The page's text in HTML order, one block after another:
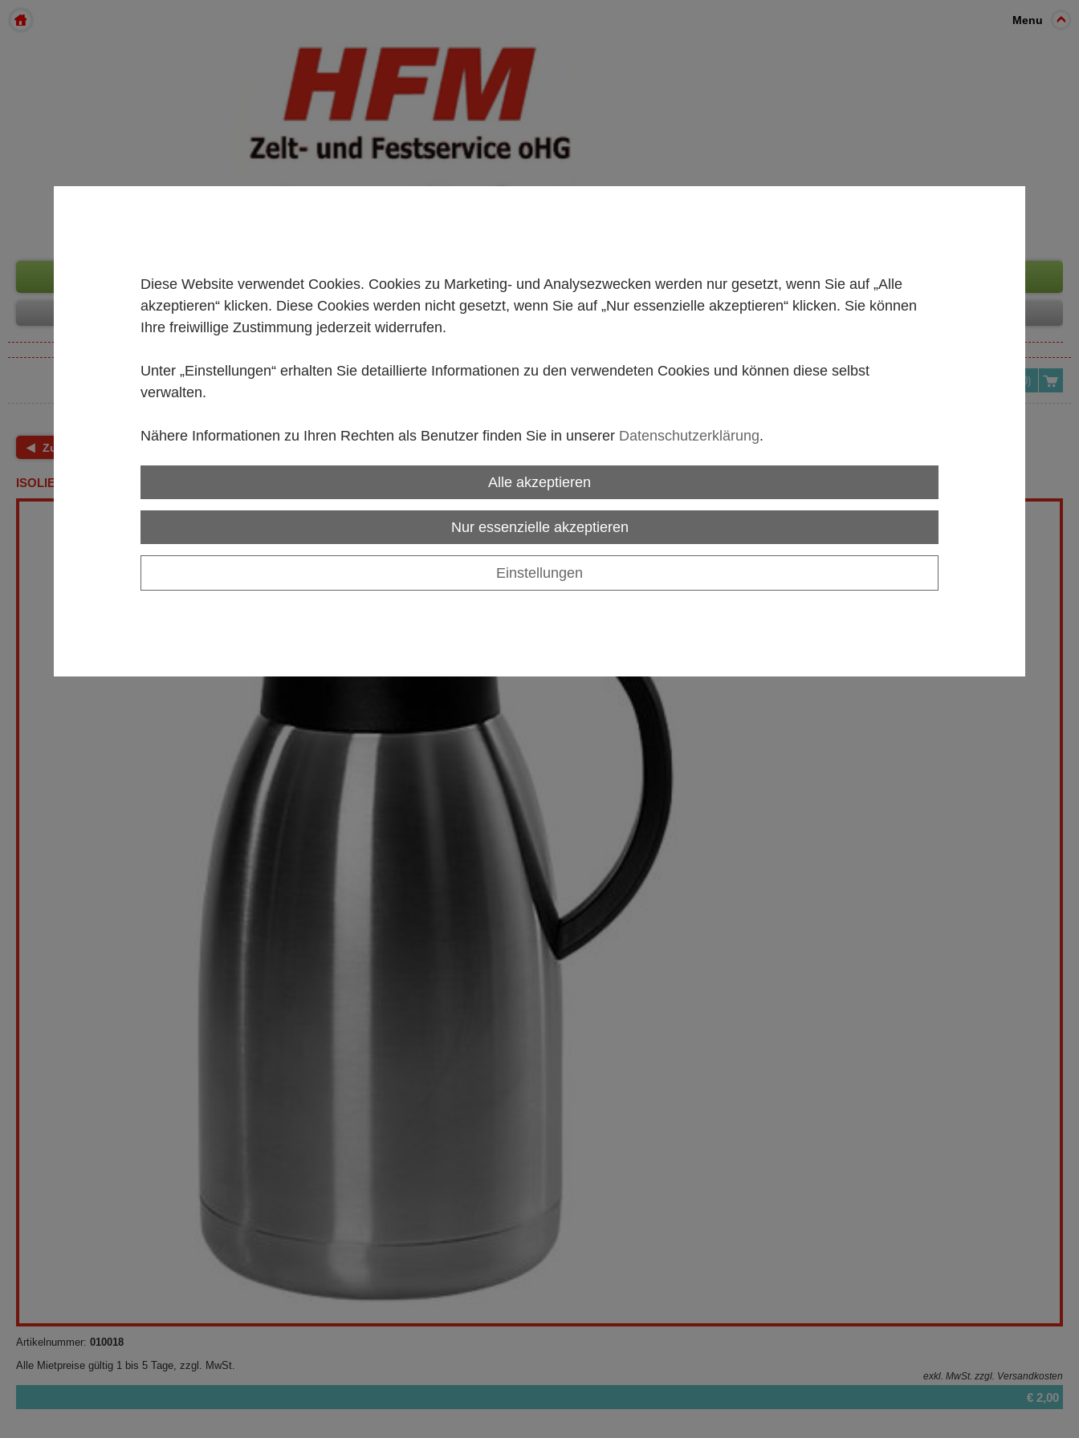
Menu
+49 261 98899933
(0)
Zurück
ISOLIERKANNE SCHWARZ/SILBER, CA. 2 L VOLUMEN
Artikelnummer: 010018
Alle Mietpreise gültig 1 bis 5 Tage, zzgl. MwSt.
exkl. MwSt. zzgl. Versandkosten
€ 2,00
Diese Website verwendet Cookies. Cookies zu Marketing- und Analysezwecken werden nur gesetzt, wenn Sie auf „Alle
akzeptieren“ klicken. Diese Cookies werden nicht gesetzt, wenn Sie auf „Nur essenzielle akzeptieren“ klicken. Sie können
Ihre freiwillige Zustimmung jederzeit widerrufen.
Unter „Einstellungen“ erhalten Sie detaillierte Informationen zu den verwendeten Cookies und können diese selbst
verwalten.
Nähere Informationen zu Ihren Rechten als Benutzer finden Sie in unserer Datenschutzerklärung.
Alle akzeptieren
Nur essenzielle akzeptieren
Einstellungen